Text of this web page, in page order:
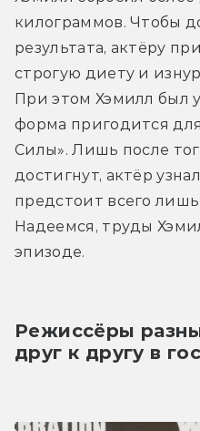
килограммов. Чтобы
результата, актёру
строгую диету и
При этом Хэмилл был
форма пригодится
Силы». Лишь после
достигнут, актёр
предстоит всего
Надеемся, труды
эпизоде.
Режиссёры
друг к другу в